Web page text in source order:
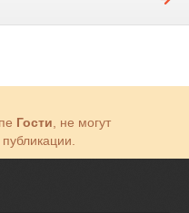
Гости , не могут